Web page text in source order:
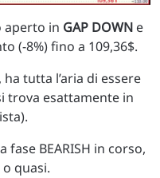
aperto in GAP DOWN e
(-8%) fino a 109,36$.
tutta l’aria di essere
trova esattamente in
BEARISH in corso,
quasi.